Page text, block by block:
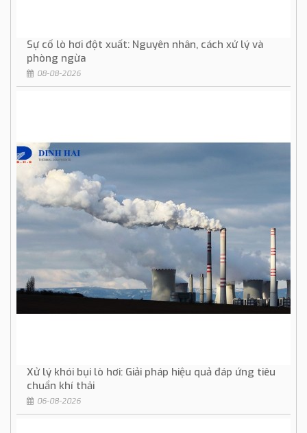
Sự cố lò hơi đột xuất: Nguyên nhân, cách xử lý và
phòng ngừa
08-08-2026
Xử lý khói bụi lò hơi: Giải pháp hiệu quả đáp ứng tiêu
chuẩn khí thải
06-08-2026